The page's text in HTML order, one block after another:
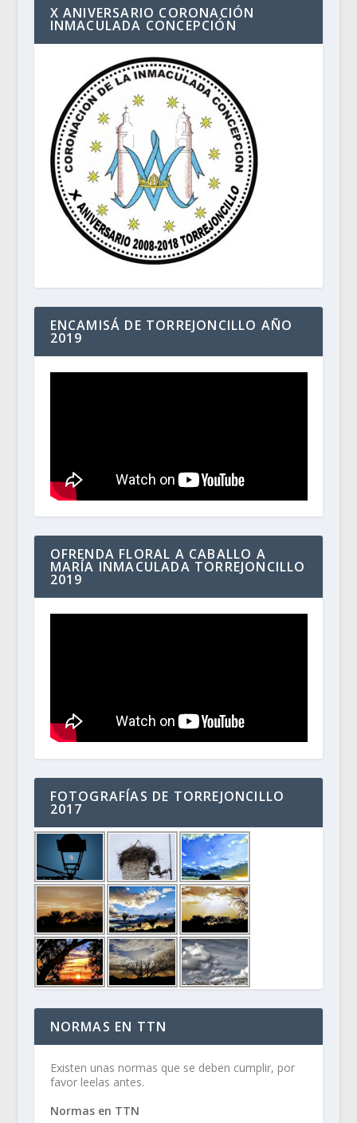
X ANIVERSARIO CORONACIÓN
INMACULADA CONCEPCIÓN
ENCAMISÁ DE TORREJONCILLO AÑO
2019
OFRENDA FLORAL A CABALLO A
MARÍA INMACULADA TORREJONCILLO
2019
FOTOGRAFÍAS DE TORREJONCILLO
2017
NORMAS EN TTN
Existen unas normas que se deben cumplir, por
favor leelas antes.
Normas en TTN